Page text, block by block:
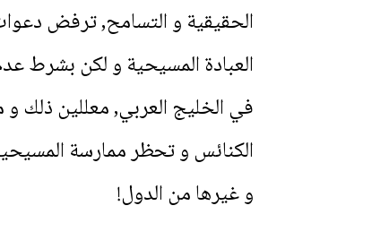
الحقيقية و التسامح, ترفض
العبادة المسيحية و لكن بشرط
في الخليج العربي, معللين ذلك و
الكنائس و تحظر ممارسة
و غيرها من الدول!